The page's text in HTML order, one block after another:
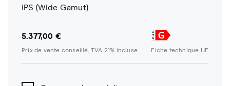
IPS (Wide Gamut)
5.377,00 €
Prix de vente conseillé, TVA 21% incluse Fiche technique UE